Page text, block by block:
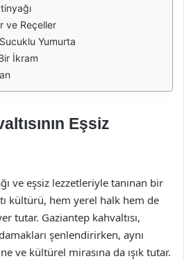
ve Reçeller
Yumurta
İkram
Eşsiz
ve eşsiz lezzetleriyle tanınan bir
kültürü, hem yerel halk hem de
tutar. Gaziantep kahvaltısı,
şenlendirirken, aynı
ve kültürel mirasına da ışık tutar.